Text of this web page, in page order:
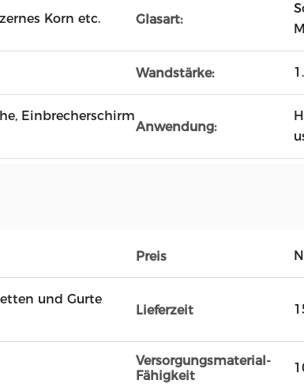
Korn etc. Glasart:
Wandstärke:
Einbrecherschirm
Anwendung:
Preis
und Gurte
Lieferzeit
Versorgungsmaterial-
Fähigkeit